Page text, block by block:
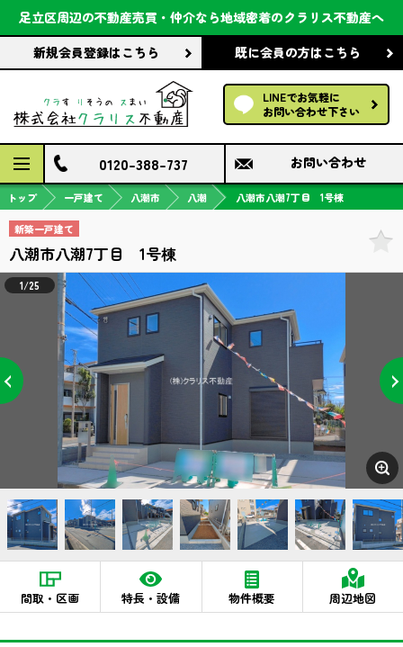
足立区周辺の不動産売買・仲介なら地域密着のクラリス不動産へ
新規会員登録はこちら 既に会員の方はこちら
LINEでお気軽に
お問い合わせ下さい
会社案内
前回の履歴で探す
保存した条件で探す
検討中の物件
0120-388-737 お問い合わせ
トップ 一戸建て 八潮市 八潮 八潮市八潮7丁目 1号棟
新築一戸建て
八潮市八潮7丁目 1号棟
1/25
間取・区画 特長・設備 物件概要 周辺地図